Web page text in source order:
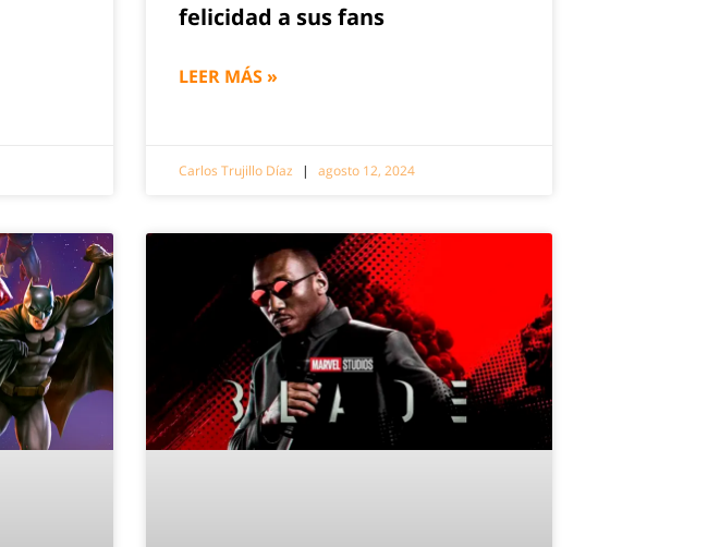
felicidad a sus fans
LEER MÁS »
Carlos Trujillo Díaz agosto 12, 2024